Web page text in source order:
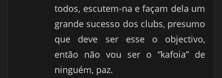
todos, escutem-na e façam dela um
grande sucesso dos clubs, presumo
que deve ser esse o objectivo,
então não vou ser o “kafoia” de
ninguém, paz.